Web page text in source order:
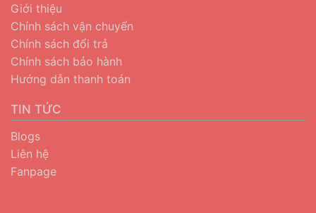
Giới thiệu
Chính sách vận chuyển
Chính sách đổi trả
Chính sách bảo hành
Hướng dẫn thanh toán
TIN TỨC
Blogs
Liên hệ
Fanpage